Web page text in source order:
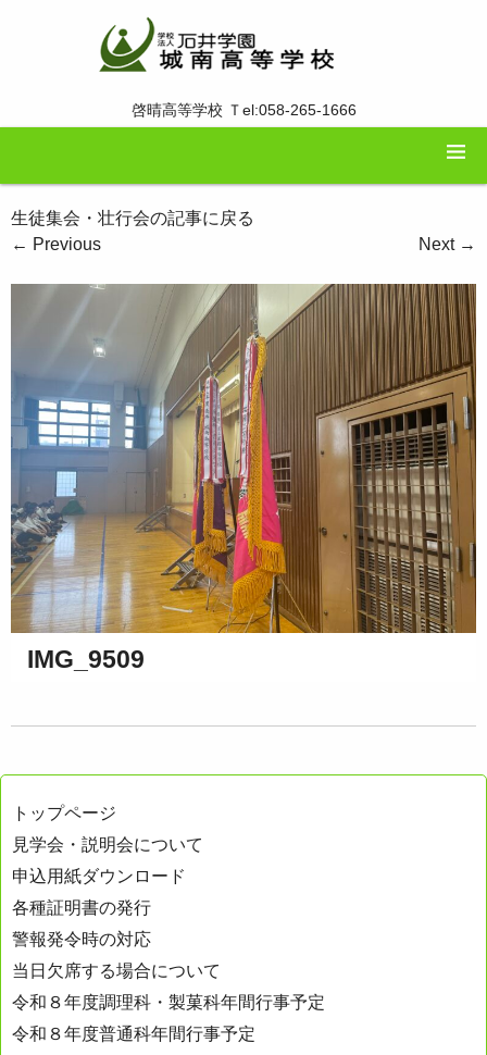
啓晴高等学校 Ｔel:058-265-1666
生徒集会・壮行会の記事に戻る
← Previous Next →
IMG_9509
トップページ
見学会・説明会について
申込用紙ダウンロード
各種証明書の発行
警報発令時の対応
当日欠席する場合について
令和８年度調理科・製菓科年間行事予定
令和８年度普通科年間行事予定